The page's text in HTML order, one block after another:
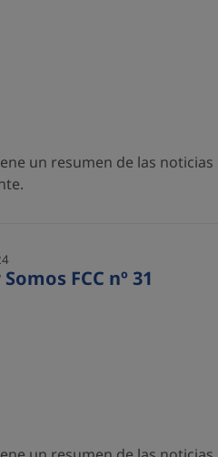
un resumen de las
FCC nº 31